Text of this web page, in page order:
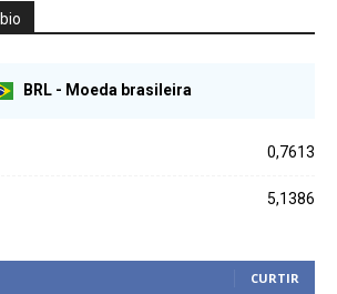
BRL - Moeda brasileira
0,7613
5,1386
CURTIR